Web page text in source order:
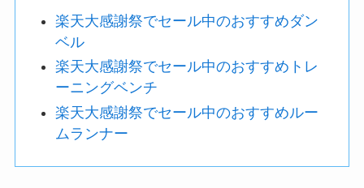
楽天大感謝祭でセール中のおすすめダン
ベル
楽天大感謝祭でセール中のおすすめトレ
ーニングベンチ
楽天大感謝祭でセール中のおすすめルー
ムランナー